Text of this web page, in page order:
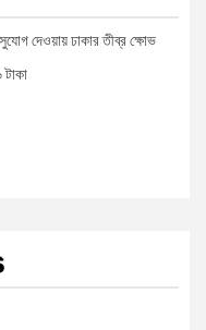
দেওয়ায় ঢাকার তীব্র ক্ষোভ